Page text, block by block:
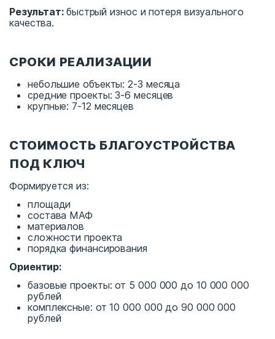
Результат: быстрый износ и потеря визуального
качества.
СРОКИ РЕАЛИЗАЦИИ
небольшие объекты: 2-3 месяца
средние проекты: 3-6 месяцев
крупные: 7-12 месяцев
СТОИМОСТЬ БЛАГОУСТРОЙСТВА
ПОД КЛЮЧ
Формируется из:
площади
состава МАФ
материалов
сложности проекта
порядка финансирования
Ориентир:
базовые проекты: от 5 000 000 до 10 000 000
рублей
комплексные: от 10 000 000 до 90 000 000
рублей